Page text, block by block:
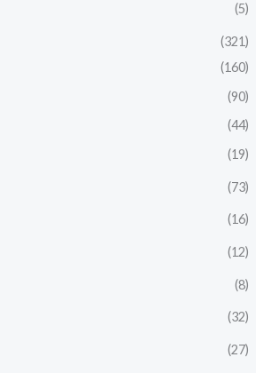
(5)
(321)
(160)
(90)
(44)
(19)
(73)
(16)
(12)
(8)
(32)
(27)